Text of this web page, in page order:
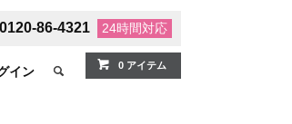
0120-86-4321 24時間対応
イン 0 アイテム